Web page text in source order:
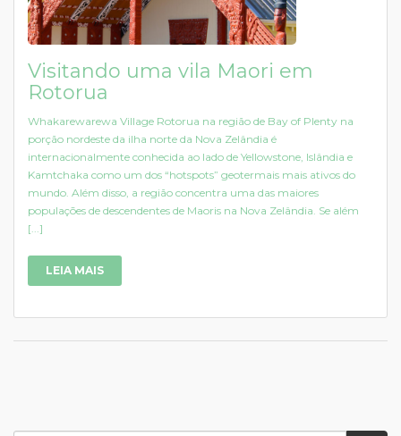
Visitando uma vila Maori em
Rotorua
Whakarewarewa Village Rotorua na região de Bay of Plenty na
porção nordeste da ilha norte da Nova Zelândia é
internacionalmente conhecida ao lado de Yellowstone, Islândia e
Kamtchaka como um dos “hotspots” geotermais mais ativos do
mundo. Além disso, a região concentra uma das maiores
populações de descendentes de Maoris na Nova Zelândia. Se além
[...]
LEIA MAIS